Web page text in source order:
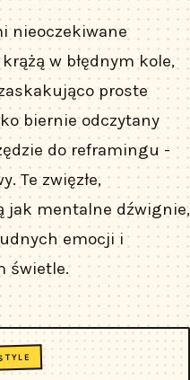
nieoczekiwane
w błędnym kole,
proste
biernie odczytany
do reframingu -
Te zwięzłe,
jak mentalne dźwignie,
emocji i
świetle.